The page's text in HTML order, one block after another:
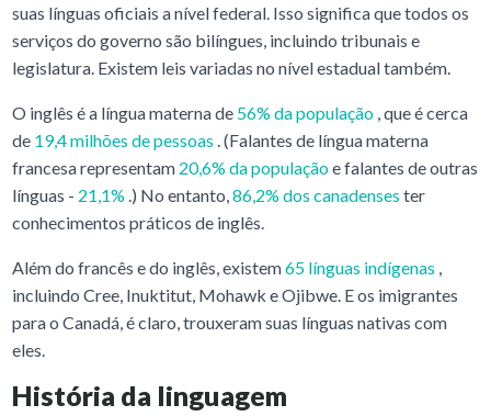
suas línguas oficiais a nível federal. Isso significa que todos os
serviços do governo são bilíngues, incluindo tribunais e
legislatura. Existem leis variadas no nível estadual também.
O inglês é a língua materna de 56% da população, que é cerca
de 19,4 milhões de pessoas . (Falantes de língua materna
francesa representam 20,6% da populaçãoe falantes de outras
línguas - 21,1% .) No entanto, 86,2% dos canadenses ter
conhecimentos práticos de inglês.
Além do francês e do inglês, existem65 línguas indígenas
incluindo Cree, Inuktitut, Mohawk e Ojibwe. E os imigrantes
para o Canadá, é claro, trouxeram suas línguas nativas com
eles.
História da linguagem